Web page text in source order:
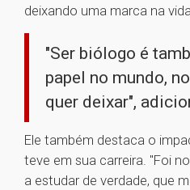
deixando uma marca na
"Ser biólogo é
papel no mundo,
quer deixar",
Ele também destaca o
teve em sua carreira. "Foi
a estudar de verdade, que